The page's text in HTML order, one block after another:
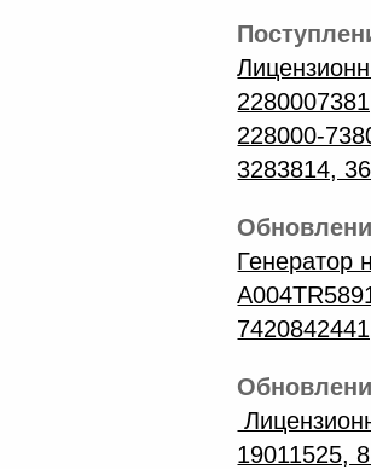
228000-
3283814,
Генератор
19011525,